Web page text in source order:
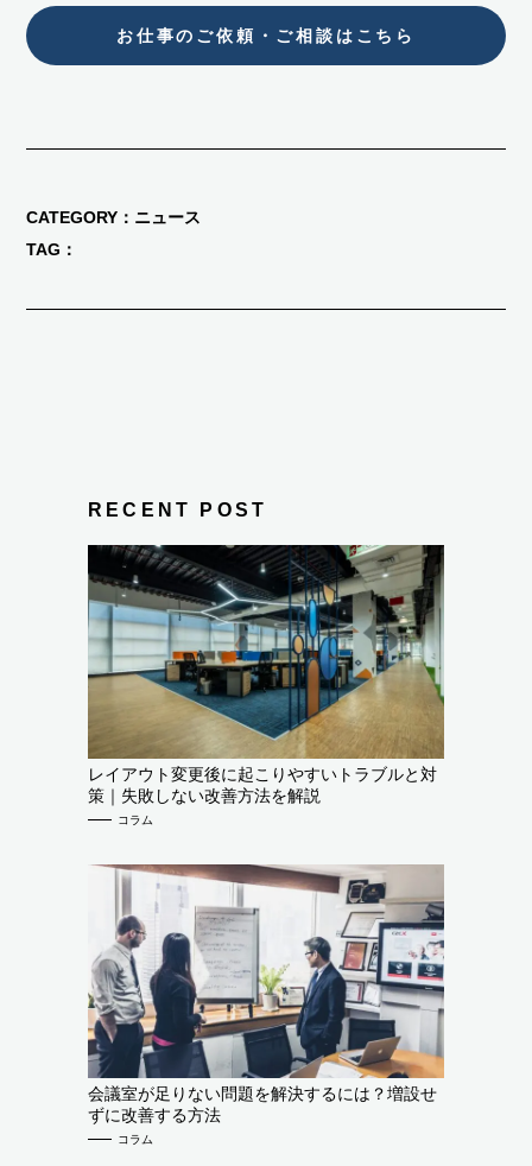
RECENT POST
レイアウト変更後に起こりやすいトラブルと対
策｜失敗しない改善方法を解説
コラム
会議室が足りない問題を解決するには？増設せ
ずに改善する方法
コラム
お仕事のご依頼・ご相談はこちら
CATEGORY
ニュース
TAG